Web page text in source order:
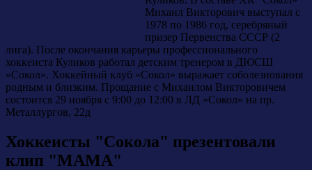
Михаил Викторович выступал с
1978 по 1986 год, серебряный
призер Первенства СССР (2
лига). После окончания карьеры профессионального
хоккеиста Куликов работал детским тренером в ДЮСШ
«Сокол». Хоккейный клуб «Сокол» выражает соболезнования
родным и близким. Прощание с Михаилом Викторовичем
состоится 29 ноября с 9:00 до 12:00 в ЛД «Сокол» на пр.
Металлургов, 22д
Хоккеисты "Сокола" презентовали
клип "МАМА"